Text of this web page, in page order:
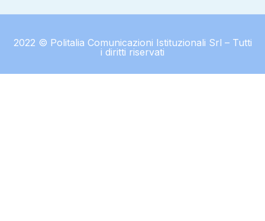
2022 © Politalia Comunicazioni Istituzionali Srl – Tutti
i diritti riservati